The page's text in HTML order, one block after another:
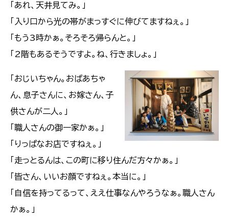
「あれ、天井見てみ。」
「入り口から光の帯がまっすぐに伸びてますねぇ。」
「もう3時かぁ。そろそろ帰らんと。」
「2階もあるそうですよ。ね、行きましょ。」
「おじいちゃん。おばあちゃ
ん、息子さんに、お嫁さん、子
供さんが二人。」
「職人さんの御一家かぁ。」
「りっぱなお店ですねぇ。」
「走っとるんは、この町に移り住んだ方々かぁ。」
「皆さん、いいお顔ですねぇ。本当に。」
「自信を持ってるって、ええ仕事なんやろうなぁ。職人さん
かぁ。」